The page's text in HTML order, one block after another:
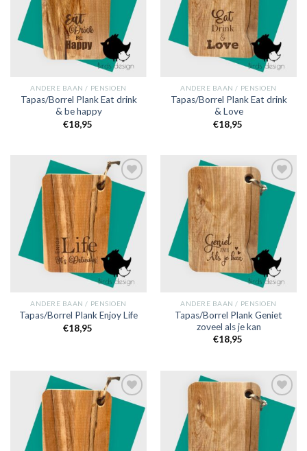
ANDERE BAAN / PENSIOEN
Tapas/Borrel Plank Eat drink
& be happy
€18,95
ANDERE BAAN / PENSIOEN
Tapas/Borrel Plank Eat drink
& Love
€18,95
Toevoegen
verlanglijst
ANDERE BAAN / PENSIOEN
Tapas/Borrel Plank Enjoy Life
€18,95
Toevoegen
verlanglijst
ANDERE BAAN / PENSIOEN
Tapas/Borrel Plank Geniet
zoveel als je kan
€18,95
Toevoegen
verlanglijst
Toevoegen
verlanglijst